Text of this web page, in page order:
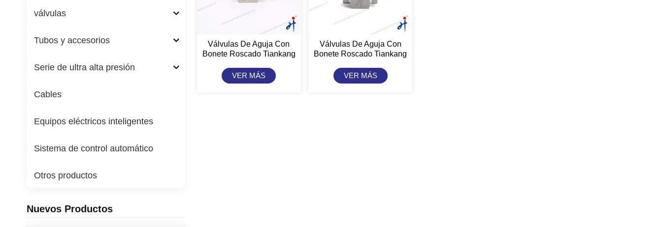
válvulas
Tubos y accesorios
Serie de ultra alta presión
Cables
Equipos eléctricos inteligentes
Sistema de control automático
Otros productos
Nuevos Productos
Válvulas De Aguja Con
Bonete Roscado Tiankang
Férula
VER MÁS
Válvulas De Aguja Con
Bonete Roscado Tiankang
Macho
VER MÁS